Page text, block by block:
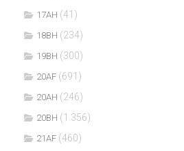
17AH (41)
18BH (234)
19BH (300)
20AF (691)
20AH (246)
20BH (1.356)
21AF (460)